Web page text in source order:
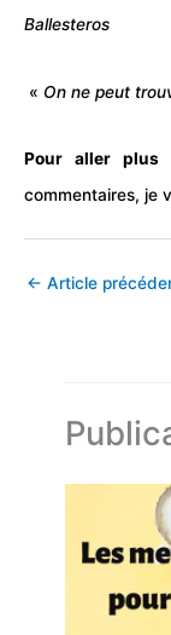
Ballesteros
« On ne peut
Pour aller plus
commentaires, je
← Article